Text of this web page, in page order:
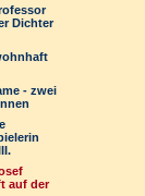
Dichter
- zwei
auf der